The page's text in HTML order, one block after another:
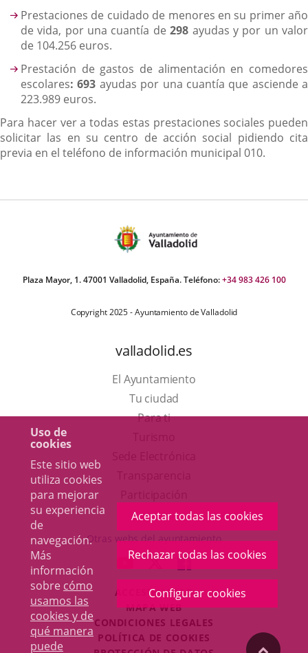
Uso de
cookies
Este sitio web
utiliza cookies
para mejorar
su experiencia
de
navegación.
Más
información
sobre cómo
usamos las
cookies y de
qué manera
puede
Aceptar todas las cookies
Rechazar todas las cookies
Configurar cookies
Prestaciones de cuidado de menores en su primer año
de vida, por una cuantía de298 ayudas y por un valor
de 104.256 euros.
Prestación de gastos de alimentación en comedores
escolares: 693 ayudas por una cuantía que asciende a
223.989 euros.
Para hacer ver a todas estas prestaciones sociales pueden
solicitar las en su centro de acción social pidiendo cita
previa en el teléfono de información municipal 010.
Plaza Mayor, 1. 47001 Valladolid, España. Teléfono:+34 983 426 100
Copyright 2025 - Ayuntamiento de Valladolid
valladolid.es
El Ayuntamiento
Tu ciudad
Para ti
en
una
ventana
nueva.
aplicación
externa.
Otras webs del ayuntamiento
ENLACE
A
UNA
APLICACIÓN
EXTERNA.
ENLACE
A
UNA
APLICACIÓN
EXTERNA.
ENLACE
A
UNA
EXTERNA.
ACCESIBILIDAD
MAPA WEB
CONDICIONES LEGALES
POLÍTICA DE COOKIES
"Volver